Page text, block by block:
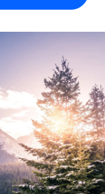
Abläufe
Teams zu
und